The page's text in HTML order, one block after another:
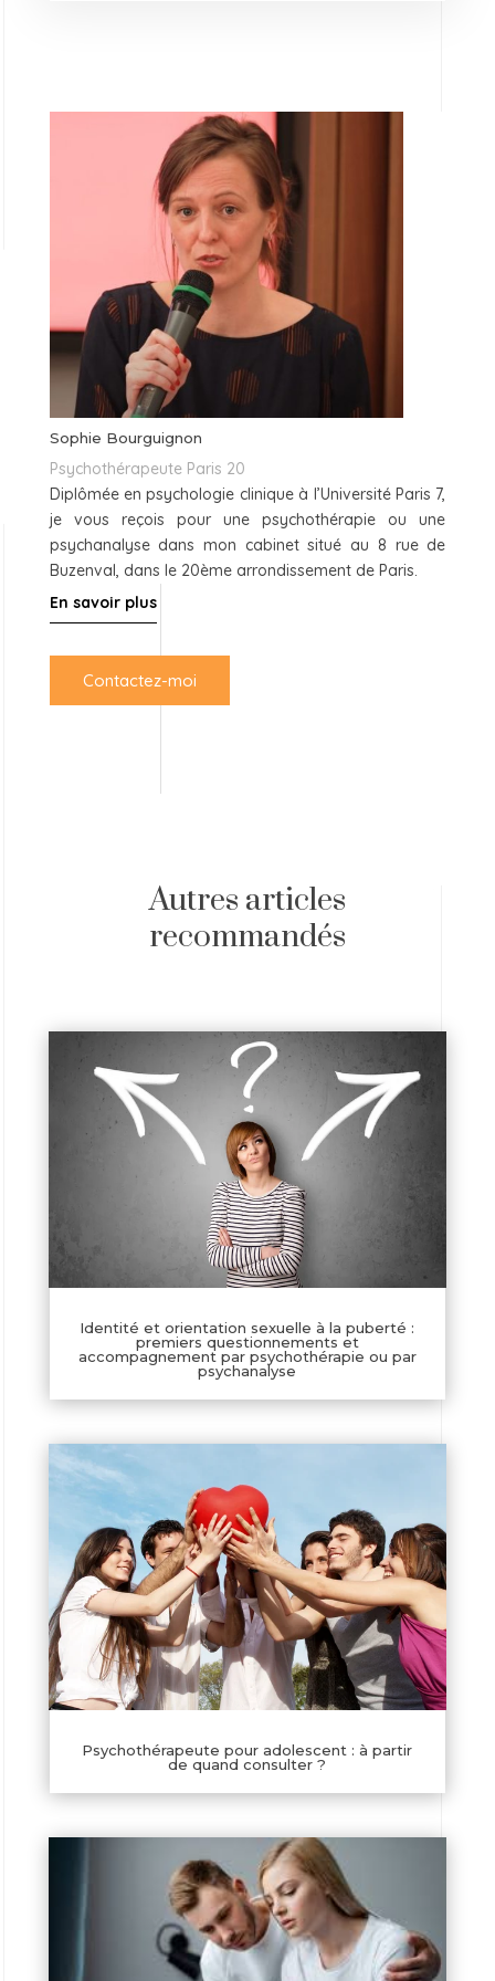
Sophie Bourguignon
Psychothérapeute Paris 20
Diplômée en psychologie clinique à l’Université Paris 7,
je vous reçois pour une psychothérapie ou une
psychanalyse dans mon cabinet situé au 8 rue de
Buzenval, dans le 20ème arrondissement de Paris.
En savoir plus
Contactez-moi
Autres articles
recommandés
Identité et orientation sexuelle à la puberté :
premiers questionnements et
accompagnement par psychothérapie ou par
psychanalyse
Psychothérapeute pour adolescent : à partir
de quand consulter ?